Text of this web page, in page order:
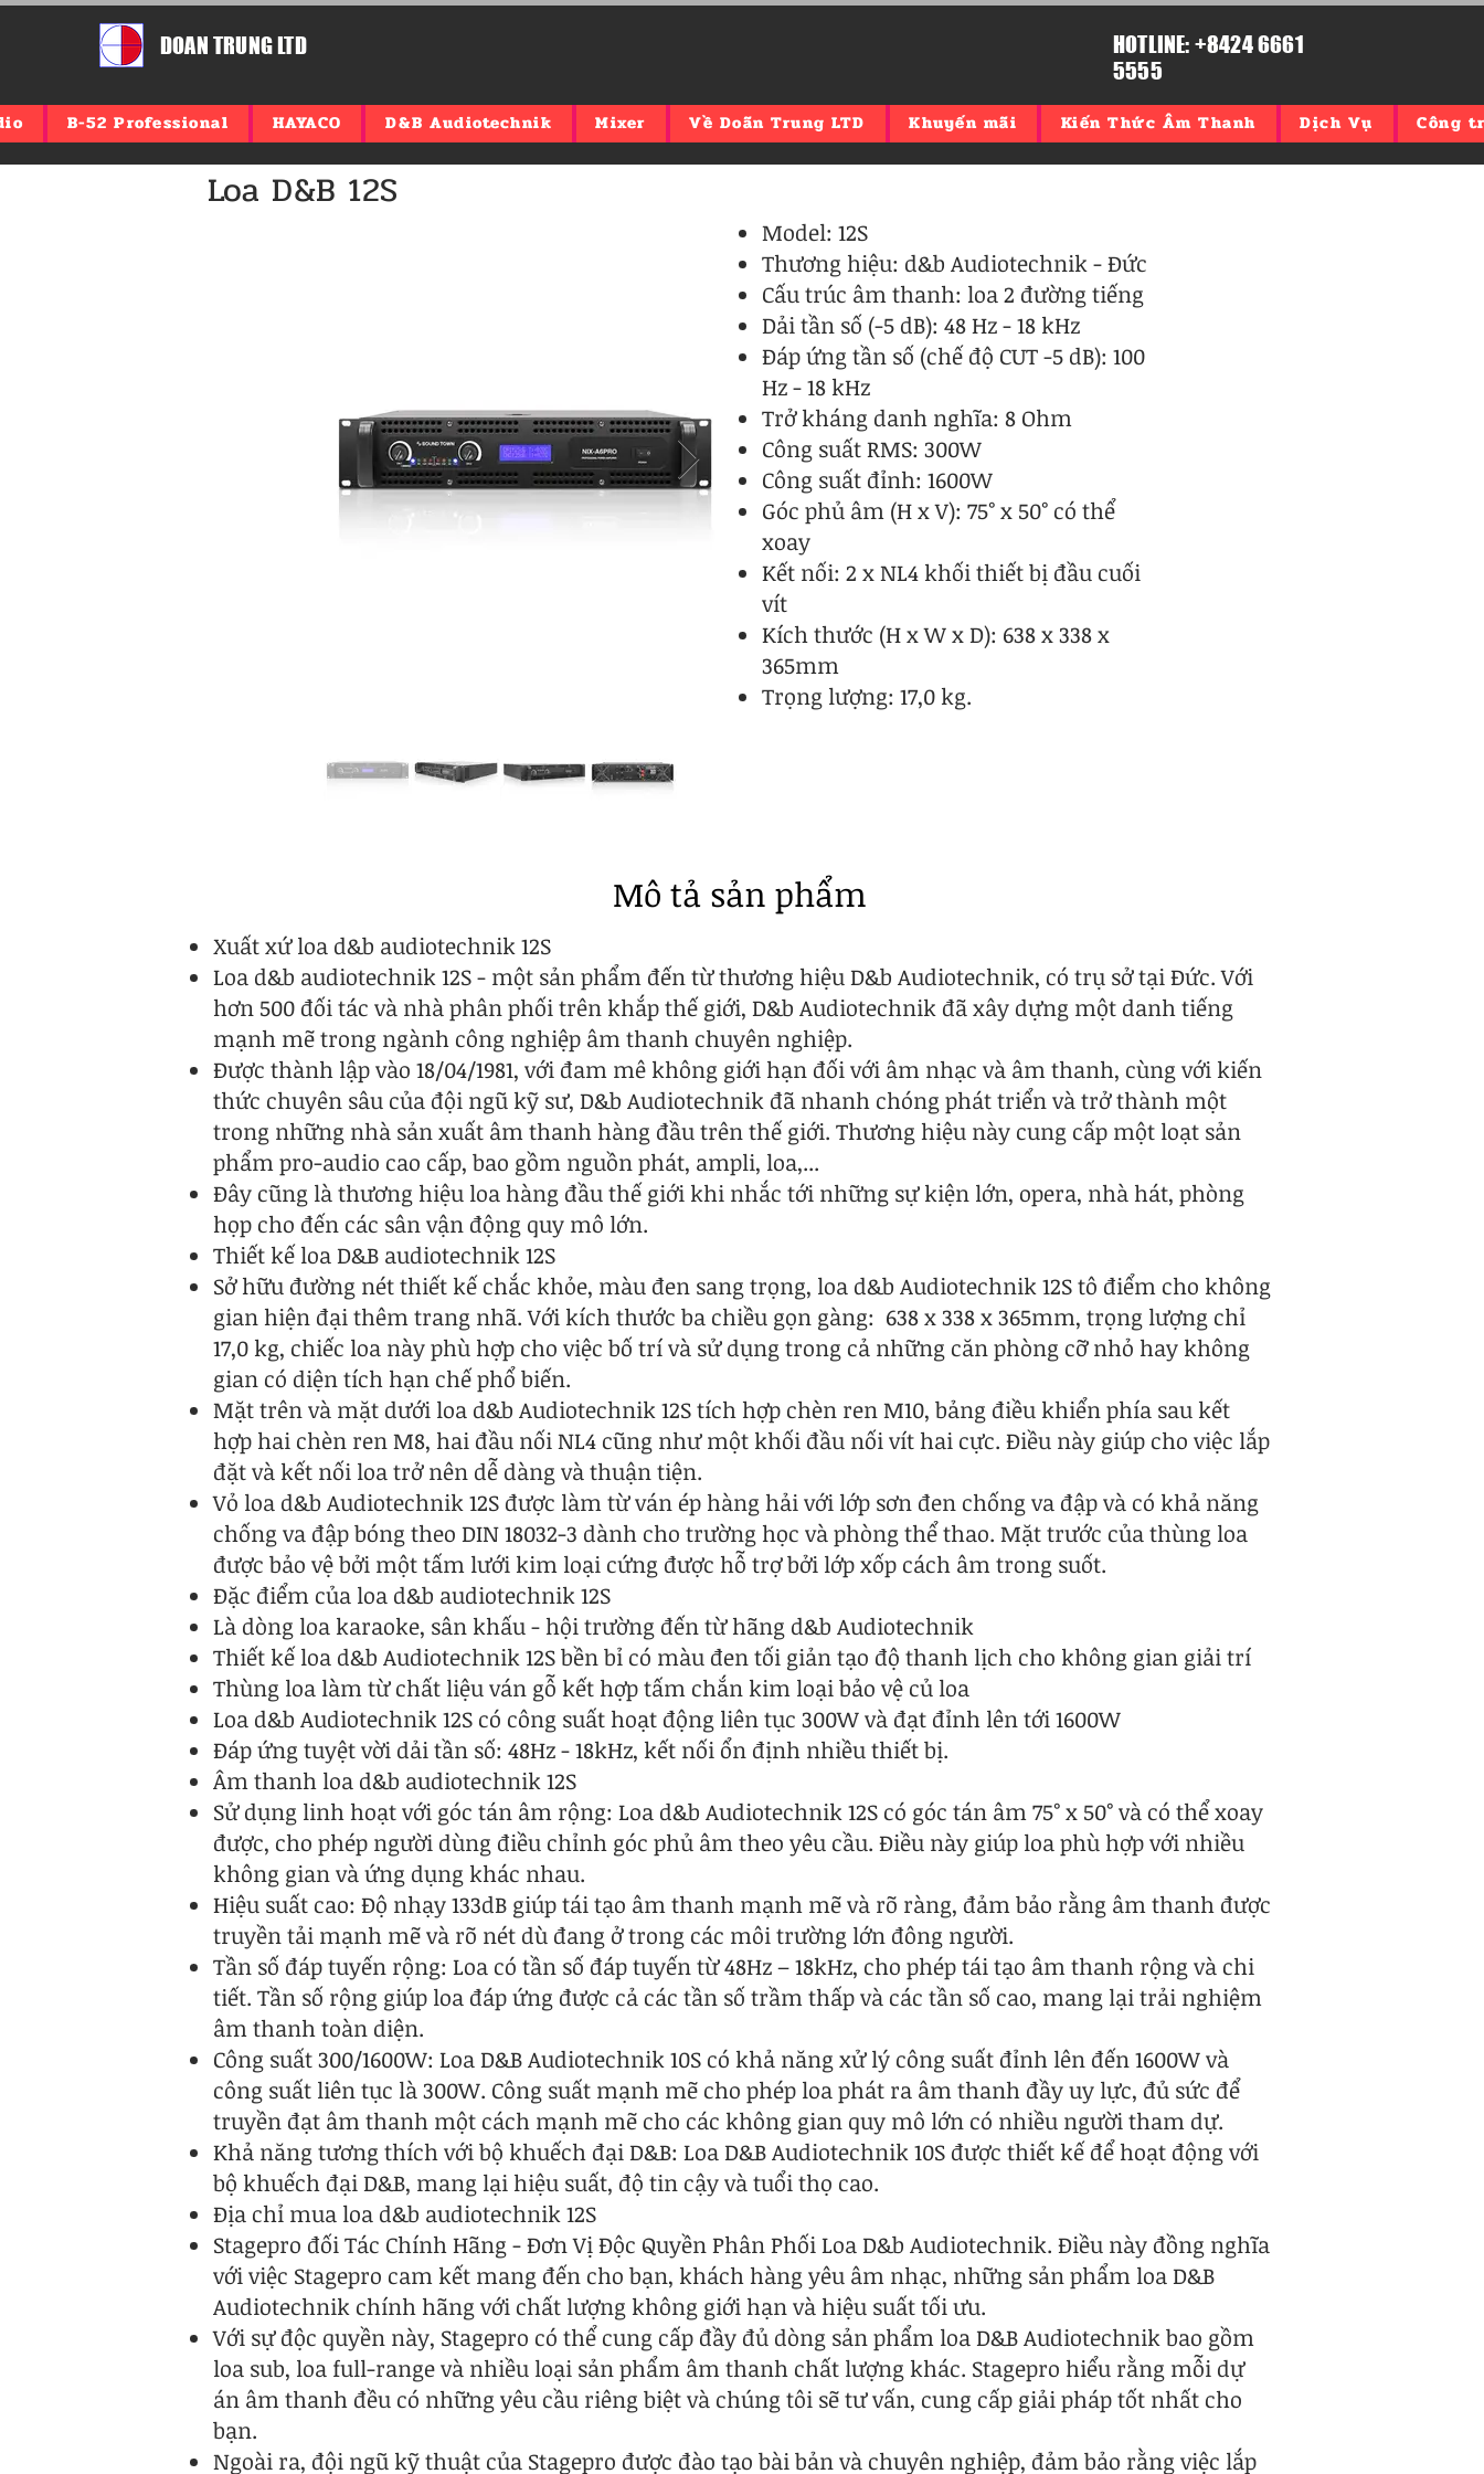
DOAN TRUNG LTD
HOTLINE: +8424 6661
5555
B-52 Professional HAYACO D&B Audiotechnik Mixer Về Doãn Trung LTD Khuyến mãi Kiến Thức Âm Thanh Dịch Vụ Công
Loa D&B 12S
Model: 12S
Thương hiệu: d&b Audiotechnik - Đức
Cấu trúc âm thanh: loa 2 đường tiếng
Dải tần số (-5 dB): 48 Hz - 18 kHz
Đáp ứng tần số (chế độ CUT -5 dB): 100
Hz - 18 kHz
Trở kháng danh nghĩa: 8 Ohm
Công suất RMS: 300W
Công suất đỉnh: 1600W
Góc phủ âm (H x V): 75° x 50° có thể
xoay
Kết nối: 2 x NL4 khối thiết bị đầu cuối
vít
Kích thước (H x W x D): 638 x 338 x
365mm
Trọng lượng: 17,0 kg.
Mô tả sản phẩm
Xuất xứ loa d&b audiotechnik 12S
Loa d&b audiotechnik 12S - một sản phẩm đến từ thương hiệu D&b Audiotechnik, có trụ sở tại Đức. Với
hơn 500 đối tác và nhà phân phối trên khắp thế giới, D&b Audiotechnik đã xây dựng một danh tiếng
mạnh mẽ trong ngành công nghiệp âm thanh chuyên nghiệp.
Được thành lập vào 18/04/1981, với đam mê không giới hạn đối với âm nhạc và âm thanh, cùng với kiến
thức chuyên sâu của đội ngũ kỹ sư, D&b Audiotechnik đã nhanh chóng phát triển và trở thành một
trong những nhà sản xuất âm thanh hàng đầu trên thế giới. Thương hiệu này cung cấp một loạt sản
phẩm pro-audio cao cấp, bao gồm nguồn phát, ampli, loa,...
Đây cũng là thương hiệu loa hàng đầu thế giới khi nhắc tới những sự kiện lớn, opera, nhà hát, phòng
họp cho đến các sân vận động quy mô lớn.
Thiết kế loa D&B audiotechnik 12S
Sở hữu đường nét thiết kế chắc khỏe, màu đen sang trọng, loa d&b Audiotechnik 12S tô điểm cho không
gian hiện đại thêm trang nhã. Với kích thước ba chiều gọn gàng: 638 x 338 x 365mm, trọng lượng chỉ
17,0 kg, chiếc loa này phù hợp cho việc bố trí và sử dụng trong cả những căn phòng cỡ nhỏ hay không
gian có diện tích hạn chế phổ biến.
Mặt trên và mặt dưới loa d&b Audiotechnik 12S tích hợp chèn ren M10, bảng điều khiển phía sau kết
hợp hai chèn ren M8, hai đầu nối NL4 cũng như một khối đầu nối vít hai cực. Điều này giúp cho việc lắp
đặt và kết nối loa trở nên dễ dàng và thuận tiện.
Vỏ loa d&b Audiotechnik 12S được làm từ ván ép hàng hải với lớp sơn đen chống va đập và có khả năng
chống va đập bóng theo DIN 18032-3 dành cho trường học và phòng thể thao. Mặt trước của thùng loa
được bảo vệ bởi một tấm lưới kim loại cứng được hỗ trợ bởi lớp xốp cách âm trong suốt.
Đặc điểm của loa d&b audiotechnik 12S
Là dòng loa karaoke, sân khấu - hội trường đến từ hãng d&b Audiotechnik
Thiết kế loa d&b Audiotechnik 12S bền bỉ có màu đen tối giản tạo độ thanh lịch cho không gian giải trí
Thùng loa làm từ chất liệu ván gỗ kết hợp tấm chắn kim loại bảo vệ củ loa
Loa d&b Audiotechnik 12S có công suất hoạt động liên tục 300W và đạt đỉnh lên tới 1600W
Đáp ứng tuyệt vời dải tần số: 48Hz - 18kHz, kết nối ổn định nhiều thiết bị.
Âm thanh loa d&b audiotechnik 12S
Sử dụng linh hoạt với góc tán âm rộng: Loa d&b Audiotechnik 12S có góc tán âm 75° x 50° và có thể xoay
được, cho phép người dùng điều chỉnh góc phủ âm theo yêu cầu. Điều này giúp loa phù hợp với nhiều
không gian và ứng dụng khác nhau.
Hiệu suất cao: Độ nhạy 133dB giúp tái tạo âm thanh mạnh mẽ và rõ ràng, đảm bảo rằng âm thanh được
truyền tải mạnh mẽ và rõ nét dù đang ở trong các môi trường lớn đông người.
Tần số đáp tuyến rộng: Loa có tần số đáp tuyến từ 48Hz – 18kHz, cho phép tái tạo âm thanh rộng và chi
tiết. Tần số rộng giúp loa đáp ứng được cả các tần số trầm thấp và các tần số cao, mang lại trải nghiệm
âm thanh toàn diện.
Công suất 300/1600W: Loa D&B Audiotechnik 10S có khả năng xử lý công suất đỉnh lên đến 1600W và
công suất liên tục là 300W. Công suất mạnh mẽ cho phép loa phát ra âm thanh đầy uy lực, đủ sức để
truyền đạt âm thanh một cách mạnh mẽ cho các không gian quy mô lớn có nhiều người tham dự.
Khả năng tương thích với bộ khuếch đại D&B: Loa D&B Audiotechnik 10S được thiết kế để hoạt động với
bộ khuếch đại D&B, mang lại hiệu suất, độ tin cậy và tuổi thọ cao.
Địa chỉ mua loa d&b audiotechnik 12S
Stagepro đối Tác Chính Hãng - Đơn Vị Độc Quyền Phân Phối Loa D&b Audiotechnik. Điều này đồng nghĩa
với việc Stagepro cam kết mang đến cho bạn, khách hàng yêu âm nhạc, những sản phẩm loa D&B
Audiotechnik chính hãng với chất lượng không giới hạn và hiệu suất tối ưu.
Với sự độc quyền này, Stagepro có thể cung cấp đầy đủ dòng sản phẩm loa D&B Audiotechnik bao gồm
loa sub, loa full-range và nhiều loại sản phẩm âm thanh chất lượng khác. Stagepro hiểu rằng mỗi dự
án âm thanh đều có những yêu cầu riêng biệt và chúng tôi sẽ tư vấn, cung cấp giải pháp tốt nhất cho
bạn.
Ngoài ra, đội ngũ kỹ thuật của Stagepro được đào tạo bài bản và chuyên nghiệp, đảm bảo rằng việc lắp